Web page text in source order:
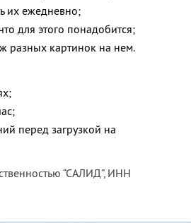
их ежедневно;
для этого понадобится;
разных картинок на нем.
перед загрузкой на
“САЛИД”, ИНН